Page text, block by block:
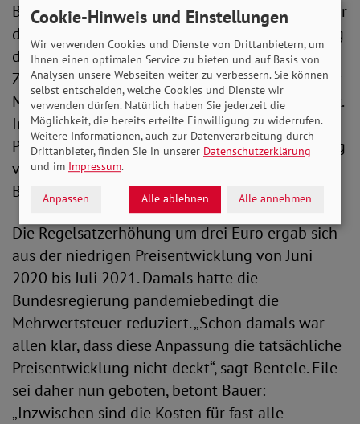
Bundesregierung getan, als sie die Regelsätze für
die Grundsicherung im Alter und Hartz IV Anfang
des Jahres um nur 0,76 Prozent angehoben hat.
Zu dieser Zeit stieg die Inflationsrate bereits seit
Monaten und lag damals bei knapp fünf Prozent.
Inzwischen ist sie auf fast acht Prozent (7,6
Prozent im Juni) gestiegen. „Die Bundesregierung
verstößt damit gegen die Vorgaben des
Bundesverfassungsgerichts“, kritisiert Bauer.
Die Regelsatzerhöhung um drei Euro ergab sich
aus der niedrigen Preisentwicklung von Juni
2020 bis Juli 2021. Damals hatte die
Bundesregierung pandemiebedingt die
Mehrwertsteuer reduziert. „Schon damals war
allen klar, dass diese Anpassung die tatsächliche
Preisentwicklung nicht deckt“, sagt Bentele. Eile
sei daher nun geboten, betont Bauer:
„Inzwischen sind die Kosten für fast alle
Cookie-Hinweis und Einstellungen
Wir verwenden Cookies und Dienste von Drittanbietern, um
Ihnen einen optimalen Service zu bieten und auf Basis von
Analysen unsere Webseiten weiter zu verbessern. Sie können
selbst entscheiden, welche Cookies und Dienste wir
verwenden dürfen. Natürlich haben Sie jederzeit die
Möglichkeit, die bereits erteilte Einwilligung zu widerrufen.
Weitere Informationen, auch zur Datenverarbeitung durch
Drittanbieter, finden Sie in unserer Datenschutzerklärung
und im Impressum.
Anpassen Alle ablehnen Alle annehmen